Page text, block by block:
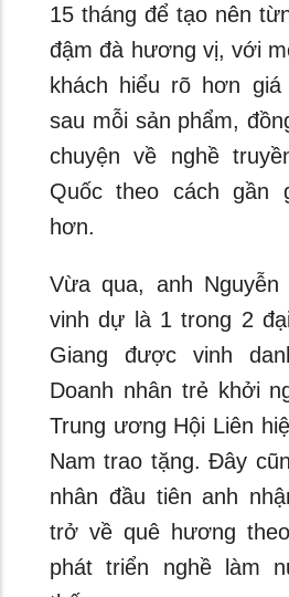
15 tháng để tạo nên
đậm đà hương vị, với
khách hiểu rõ hơn
sau mỗi sản phẩm,
chuyện về nghề
Quốc theo cách gần
hơn.
Vừa qua, anh Nguyễn
vinh dự là 1 trong 2
Giang được vinh
Doanh nhân trẻ khởi
Trung ương Hội Liên
Nam trao tặng. Đây
nhân đầu tiên anh
trở về quê hương
phát triển nghề làm